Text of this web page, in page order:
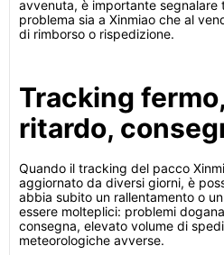
avvenuta, è importante segnalare
problema sia a Xinmiao che al
di rimborso o rispedizione.
Tracking
ritardo,
Quando il tracking del pacco
aggiornato da diversi giorni, è
abbia subito un rallentamento o
essere molteplici: problemi
consegna, elevato volume di
meteorologiche avverse.